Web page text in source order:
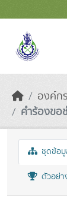
องค์กร
คำร้องขอ
ชุดข้อ
ตัวอย่า